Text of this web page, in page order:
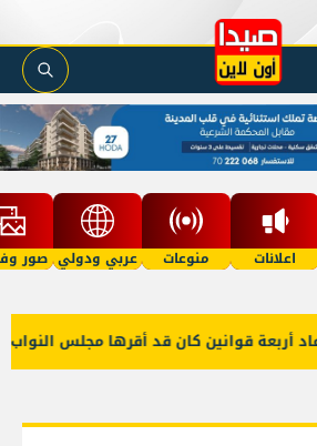
اعلانات منوعات عربي ودولي صور
قوانين كان قد أقرها مجلس النواب